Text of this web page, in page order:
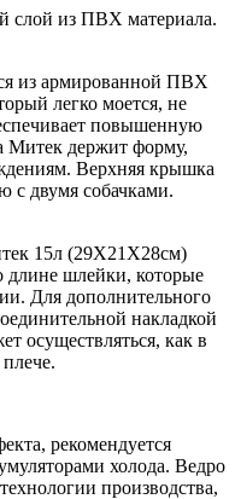
слой из ПВХ материала.
из армированной ПВХ
легко моется, не
повышенную
Митек держит форму,
Верхняя крышка
с двумя собачками.
15л (29Х21Х28см)
длине шлейки, которые
Для дополнительного
накладкой
осуществляться, как в
рекомендуется
холода. Ведро
производства,